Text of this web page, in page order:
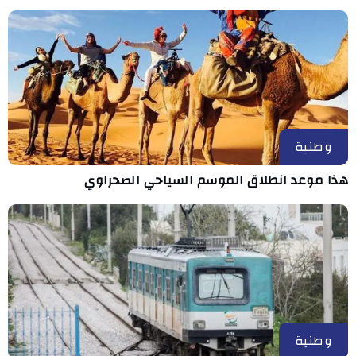
وطنية
هذا موعد انطلاق الموسم السياحي الصحراوي
وطنية